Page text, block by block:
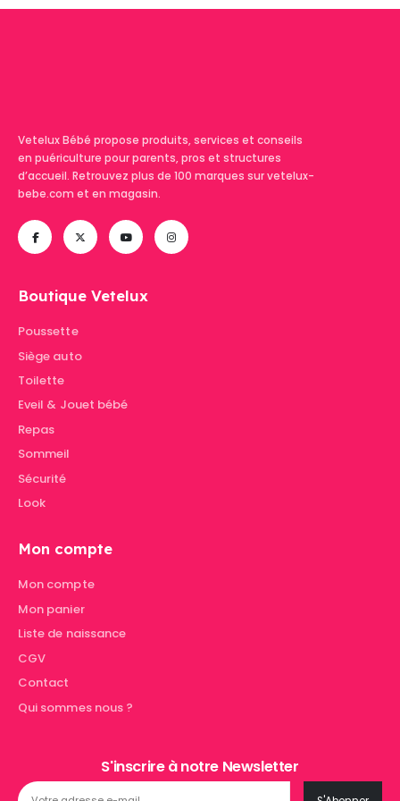
Vetelux Bébé propose produits, services et conseils
en puériculture pour parents, pros et structures
d’accueil. Retrouvez plus de 100 marques sur vetelux-
bebe.com et en magasin.
Boutique Vetelux
Poussette
Siège auto
Toilette
Eveil & Jouet bébé
Repas
Sommeil
Sécurité
Look
Mon compte
Mon compte
Mon panier
Liste de naissance
CGV
Contact
Qui sommes nous ?
S'inscrire à notre Newsletter